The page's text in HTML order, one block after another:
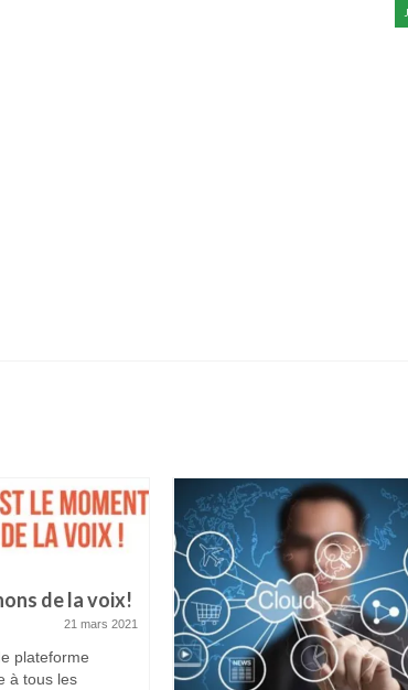
de la voix!
21 mars 2021
plateforme
à tous les